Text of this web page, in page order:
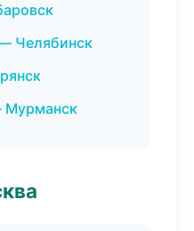
Челябинск
Мурманск